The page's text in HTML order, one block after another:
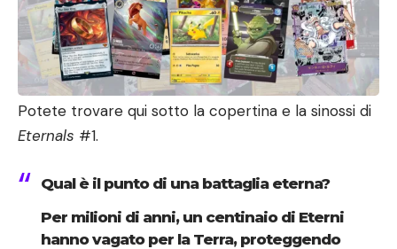
Potete trovare qui sotto la copertina e la sinossi di
Eternals #1.
Qual è il punto di una battaglia eterna?
Per milioni di anni, un centinaio di Eterni
hanno vagato per la Terra, proteggendo